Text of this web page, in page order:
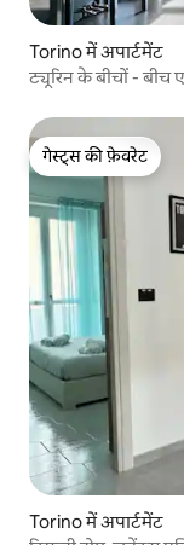
Torino में अपार्टमेंट
ट्यूरिन के बीचों - बीच
गेस्ट्स की फ़ेवरेट
गेस्ट्स की फ़ेवरेट
Torino में अपार्टमेंट